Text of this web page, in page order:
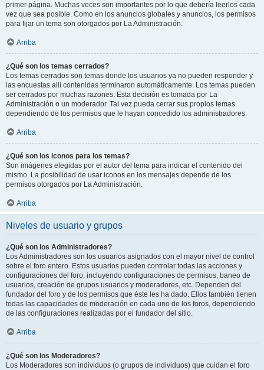
primer página. Muchas veces son importantes por lo que debería leerlos cada
vez que sea posible. Como en los anuncios globales y anuncios, los permisos
para fijar un tema son otorgados por La Administración.
Arriba
¿Qué son los temas cerrados?
Los temas cerrados son temas donde los usuarios ya no pueden responder y
las encuestas allí contenidas terminaron automáticamente. Los temas pueden
ser cerrados por muchas razones. Esta decisión es tomada por La
Administración o un moderador. Tal vez pueda cerrar sus propios temas
dependiendo de los permisos que le hayan concedido los administradores.
Arriba
¿Qué son los iconos para los temas?
Son imágenes elegidas por el autor del tema para indicar el contenido del
mismo. La posibilidad de usar iconos en los mensajes depende de los
permisos otorgados por La Administración.
Arriba
Niveles de usuario y grupos
¿Qué son los Administradores?
Los Administradores son los usuarios asignados con el mayor nivel de control
sobre el foro entero. Estos usuarios pueden controlar todas las acciones y
configuraciones del foro, incluyendo configuraciones de permisos, baneo de
usuarios, creación de grupos usuarios y moderadores, etc. Dependen del
fundador del foro y de los permisos que éste les ha dado. Ellos también tienen
todas las capacidades de moderación en cada uno de los foros, dependiendo
de las configuraciones realizadas por el fundador del sitio.
Arriba
¿Qué son los Moderadores?
Los Moderadores son individuos (o grupos de individuos) que cuidan el foro